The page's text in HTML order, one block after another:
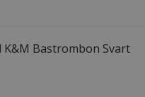
K&M Bastrombon Svart